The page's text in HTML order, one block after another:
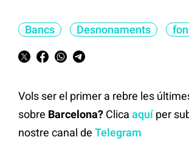
Bancs Desnonaments
Vols ser el primer a rebre les
sobre Barcelona? Clica aquíper
nostre canal de Telegram